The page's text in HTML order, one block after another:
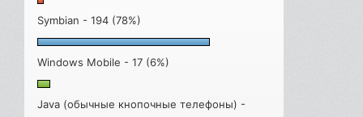
Symbian - 194 (78%)
Windows Mobile - 17 (6%)
Java (обычные кнопочные телефоны) -